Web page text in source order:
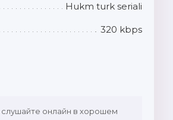
Hukm turk seriali
320 kbps
слушайте онлайн в хорошем